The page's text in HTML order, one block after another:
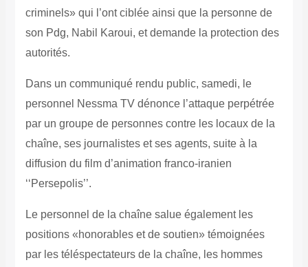
criminels» qui l’ont ciblée ainsi que la personne de
son Pdg, Nabil Karoui, et demande la protection des
autorités.
Dans un communiqué rendu public, samedi, le
personnel Nessma TV dénonce l’attaque perpétrée
par un groupe de personnes contre les locaux de la
chaîne, ses journalistes et ses agents, suite à la
diffusion du film d’animation franco-iranien
‘‘Persepolis’’.
Le personnel de la chaîne salue également les
positions «honorables et de soutien» témoignées
par les téléspectateurs de la chaîne, les hommes